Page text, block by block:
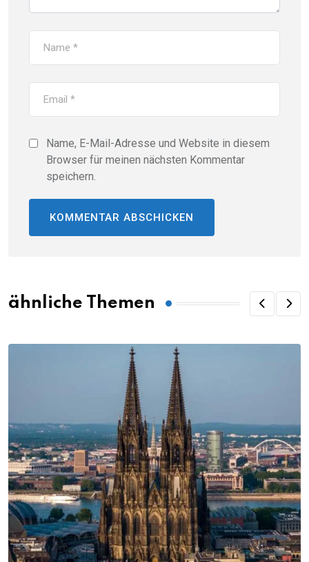
Name, E-Mail-Adresse und Website in diesem
Browser für meinen nächsten Kommentar
speichern.
ähnliche Themen